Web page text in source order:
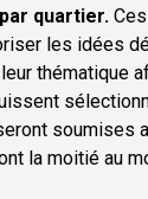
quartier.
les idées
thématique
soumises
la moitié au